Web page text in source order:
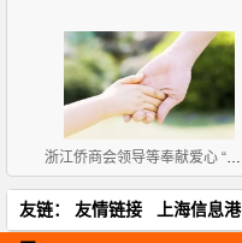
浙江侨商会领导等奉献爱心 “牵手计划”第二批认捐慈
友链： 友情链接 上海信息港